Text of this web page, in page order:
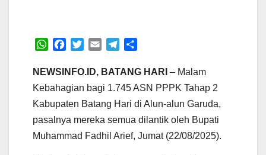
W
a
A
p
p
c
b
o
o
k
i
e
r
a
i
l
e
r
a
m
a
r
NEWSINFO.ID, BATANG HARI – Malam
Kebahagian bagi 1.745 ASN PPPK Tahap 2
Kabupaten Batang Hari di Alun-alun Garuda,
pasalnya mereka semua dilantik oleh Bupati
Muhammad Fadhil Arief, Jumat (22/08/2025).